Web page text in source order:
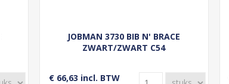
JOBMAN 3730 BIB N' BRACE
ZWART/ZWART C54
€ 66,63 incl. BTW